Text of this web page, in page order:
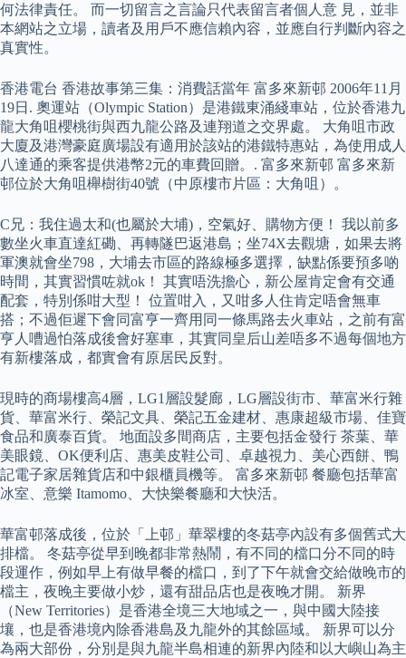
何法律責任。 而一切留言之言論只代表留言者個人意 見，並非
本網站之立場，讀者及用戶不應信賴內容，並應自行判斷內容之
真實性。
香港電台 香港故事第三集：消費話當年 富多來新邨 2006年11月
19日. 奧運站（Olympic Station）是港鐵東涌綫車站，位於香港九
龍大角咀櫻桃街與西九龍公路及連翔道之交界處。 大角咀市政
大廈及港灣豪庭廣場設有適用於該站的港鐵特惠站，為使用成人
八達通的乘客提供港幣2元的車費回贈。. 富多來新邨 富多來新
邨位於大角咀櫸樹街40號（中原樓市片區：大角咀）。
C兄：我住過太和(也屬於大埔)，空氣好、購物方便！ 我以前多
數坐火車直達紅磡、再轉隧巴返港島；坐74X去觀塘，如果去將
軍澳就會坐798，大埔去市區的路線極多選擇，缺點係要預多啲
時間，其實習慣咗就ok！ 其實唔洗擔心，新公屋肯定會有交通
配套，特別係咁大型！ 位置咁入，又咁多人住肯定唔會無車
搭；不過佢遲下會同富亨一齊用同一條馬路去火車站，之前有富
亨人嘈過怕落成後會好塞車，其實同皇后山差唔多不過每個地方
有新樓落成，都實會有原居民反對。
現時的商場樓高4層，LG1層設髮廊，LG層設街市、華富米行雜
貨、華富米行、榮記文具、榮記五金建材、惠康超級市場、佳寶
食品和廣泰百貨。 地面設多間商店，主要包括金發行 茶葉、華
美眼鏡、OK便利店、惠美皮鞋公司、卓越視力、美心西餅、鴨
記電子家居雜貨店和中銀櫃員機等。 富多來新邨 餐廳包括華富
冰室、意樂 Itamomo、大快樂餐廳和大快活。
華富邨落成後，位於「上邨」華翠樓的冬菇亭內設有多個舊式大
排檔。 冬菇亭從早到晚都非常熱鬧，有不同的檔口分不同的時
段運作，例如早上有做早餐的檔口，到了下午就會交給做晚市的
檔主，夜晚主要做小炒，還有甜品店也是夜晚才開。 新界
（New Territories）是香港全境三大地域之一，與中國大陸接
壤，也是香港境內除香港島及九龍外的其餘區域。 新界可以分
為兩大部份，分別是與九龍半島相連的新界內陸和以大嶼山為主